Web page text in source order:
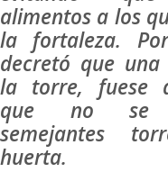
alimentos a los
la fortaleza.
decretó que una
la torre, fuese
que no se
semejantes
huerta.